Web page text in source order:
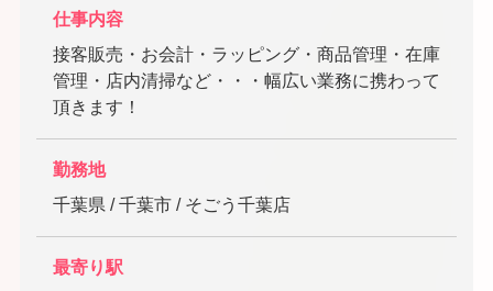
仕事内容
接客販売・お会計・ラッピング・商品管理・在庫
管理・店内清掃など・・・幅広い業務に携わって
頂きます！
勤務地
千葉県 / 千葉市 / そごう千葉店
最寄り駅